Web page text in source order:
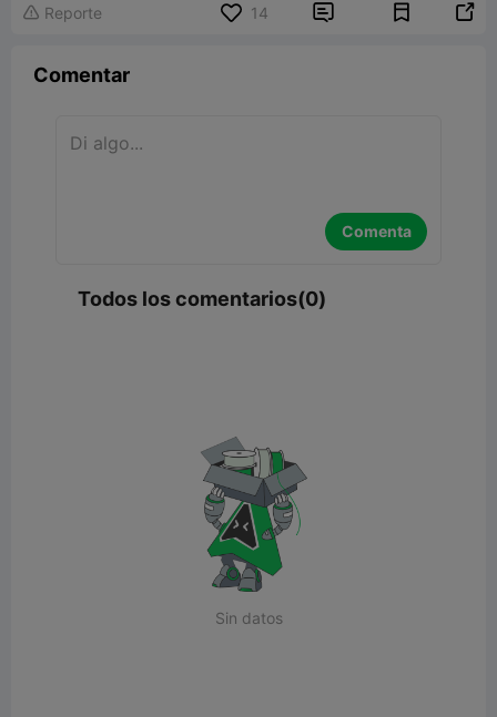
 Reporte 14  
Comentar
Comenta
Todos los comentarios(0)
Sin datos